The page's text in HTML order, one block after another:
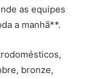
as equipes
a manhã**.
bronze,